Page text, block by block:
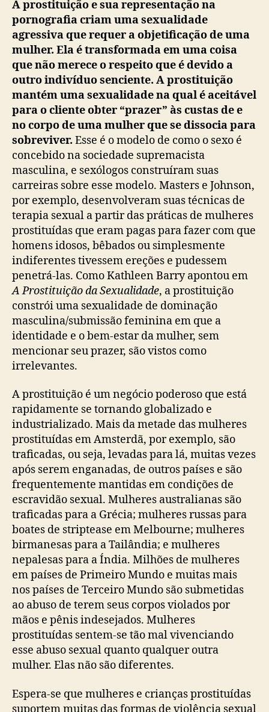
A prostituição e sua representação na
pornografia criam uma sexualidade
agressiva que requer a objetificação de uma
mulher. Ela é transformada em uma coisa
que não merece o respeito que é devido a
outro indivíduo senciente. A prostituição
mantém uma sexualidade na qual é aceitável
para o cliente obter “prazer” às custas de e
no corpo de uma mulher que se dissocia para
sobreviver. Esse é o modelo de como o sexo é
concebido na sociedade supremacista
masculina, e sexólogos construíram suas
carreiras sobre esse modelo. Masters e Johnson,
por exemplo, desenvolveram suas técnicas de
terapia sexual a partir das práticas de mulheres
prostituídas que eram pagas para fazer com que
homens idosos, bêbados ou simplesmente
indiferentes tivessem ereções e pudessem
penetrá-las. Como Kathleen Barry apontou em
A Prostituição da Sexualidade, a prostituição
constrói uma sexualidade de dominação
masculina/submissão feminina em que a
identidade e o bem-estar da mulher, sem
mencionar seu prazer, são vistos como
irrelevantes.
A prostituição é um negócio poderoso que está
rapidamente se tornando globalizado e
industrializado. Mais da metade das mulheres
prostituídas em Amsterdã, por exemplo, são
traficadas, ou seja, levadas para lá, muitas vezes
após serem enganadas, de outros países e são
frequentemente mantidas em condições de
escravidão sexual. Mulheres australianas são
traficadas para a Grécia; mulheres russas para
boates de striptease em Melbourne; mulheres
birmanesas para a Tailândia; e mulheres
nepalesas para a Índia. Milhões de mulheres
em países de Primeiro Mundo e muitas mais
nos países de Terceiro Mundo são submetidas
ao abuso de terem seus corpos violados por
mãos e pênis indesejados. Mulheres
prostituídas sentem-se tão mal vivenciando
esse abuso sexual quanto qualquer outra
mulher. Elas não são diferentes.
Espera-se que mulheres e crianças prostituídas
suportem muitas das formas de violência sexual